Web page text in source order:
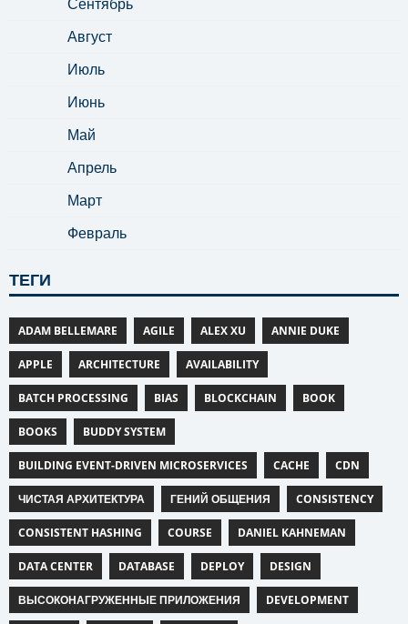
Август
Июль
Июнь
Май
Апрель
Март
Февраль
ТЕГИ
ADAM BELLEMARE AGILE ALEX XU ANNIE DUKE
APPLE ARCHITECTURE AVAILABILITY
BATCH PROCESSING BIAS BLOCKCHAIN BOOK
BOOKS BUDDY SYSTEM
BUILDING EVENT-DRIVEN MICROSERVICES CACHE CDN
ЧИСТАЯ АРХИТЕКТУРА ГЕНИЙ ОБЩЕНИЯ CONSISTENCY
CONSISTENT HASHING COURSE DANIEL KAHNEMAN
DATA CENTER DATABASE DEPLOY DESIGN
ВЫСОКОНАГРУЖЕННЫЕ ПРИЛОЖЕНИЯ DEVELOPMENT